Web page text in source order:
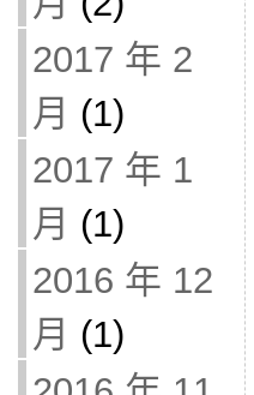
2017 年 2
月 (1)
2017 年 1
月 (1)
2016 年 12
月 (1)